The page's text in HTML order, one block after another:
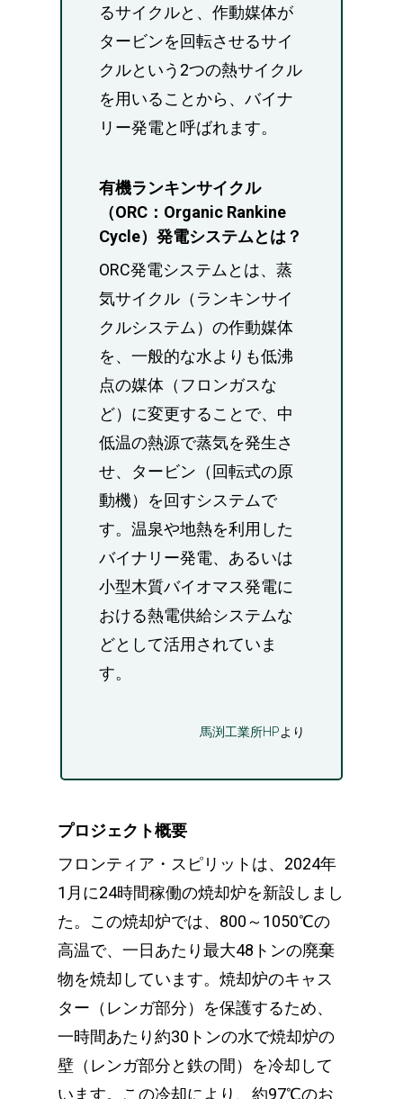
るサイクルと、作動媒体が
タービンを回転させるサイ
クルという2つの熱サイクル
を用いることから、バイナ
リー発電と呼ばれます。
有機ランキンサイクル
（ORC：Organic Rankine
Cycle）発電システムとは？
ORC発電システムとは、蒸
気サイクル（ランキンサイ
クルシステム）の作動媒体
を、一般的な水よりも低沸
点の媒体（フロンガスな
ど）に変更することで、中
低温の熱源で蒸気を発生さ
せ、タービン（回転式の原
動機）を回すシステムで
す。温泉や地熱を利用した
バイナリー発電、あるいは
小型木質バイオマス発電に
おける熱電供給システムな
どとして活用されていま
す。
馬渕工業所HPより
プロジェクト概要
フロンティア・スピリットは、2024年
1月に24時間稼働の焼却炉を新設しまし
た。この焼却炉では、800～1050℃の
高温で、一日あたり最大48トンの廃棄
物を焼却しています。焼却炉のキャス
ター（レンガ部分）を保護するため、
一時間あたり約30トンの水で焼却炉の
壁（レンガ部分と鉄の間）を冷却して
います。この冷却により、約97℃のお